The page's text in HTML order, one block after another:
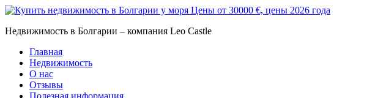
Недвижимость в Болгарии – компания Leo Castle
Главная
Недвижимость
О нас
Отзывы
Полезная информация